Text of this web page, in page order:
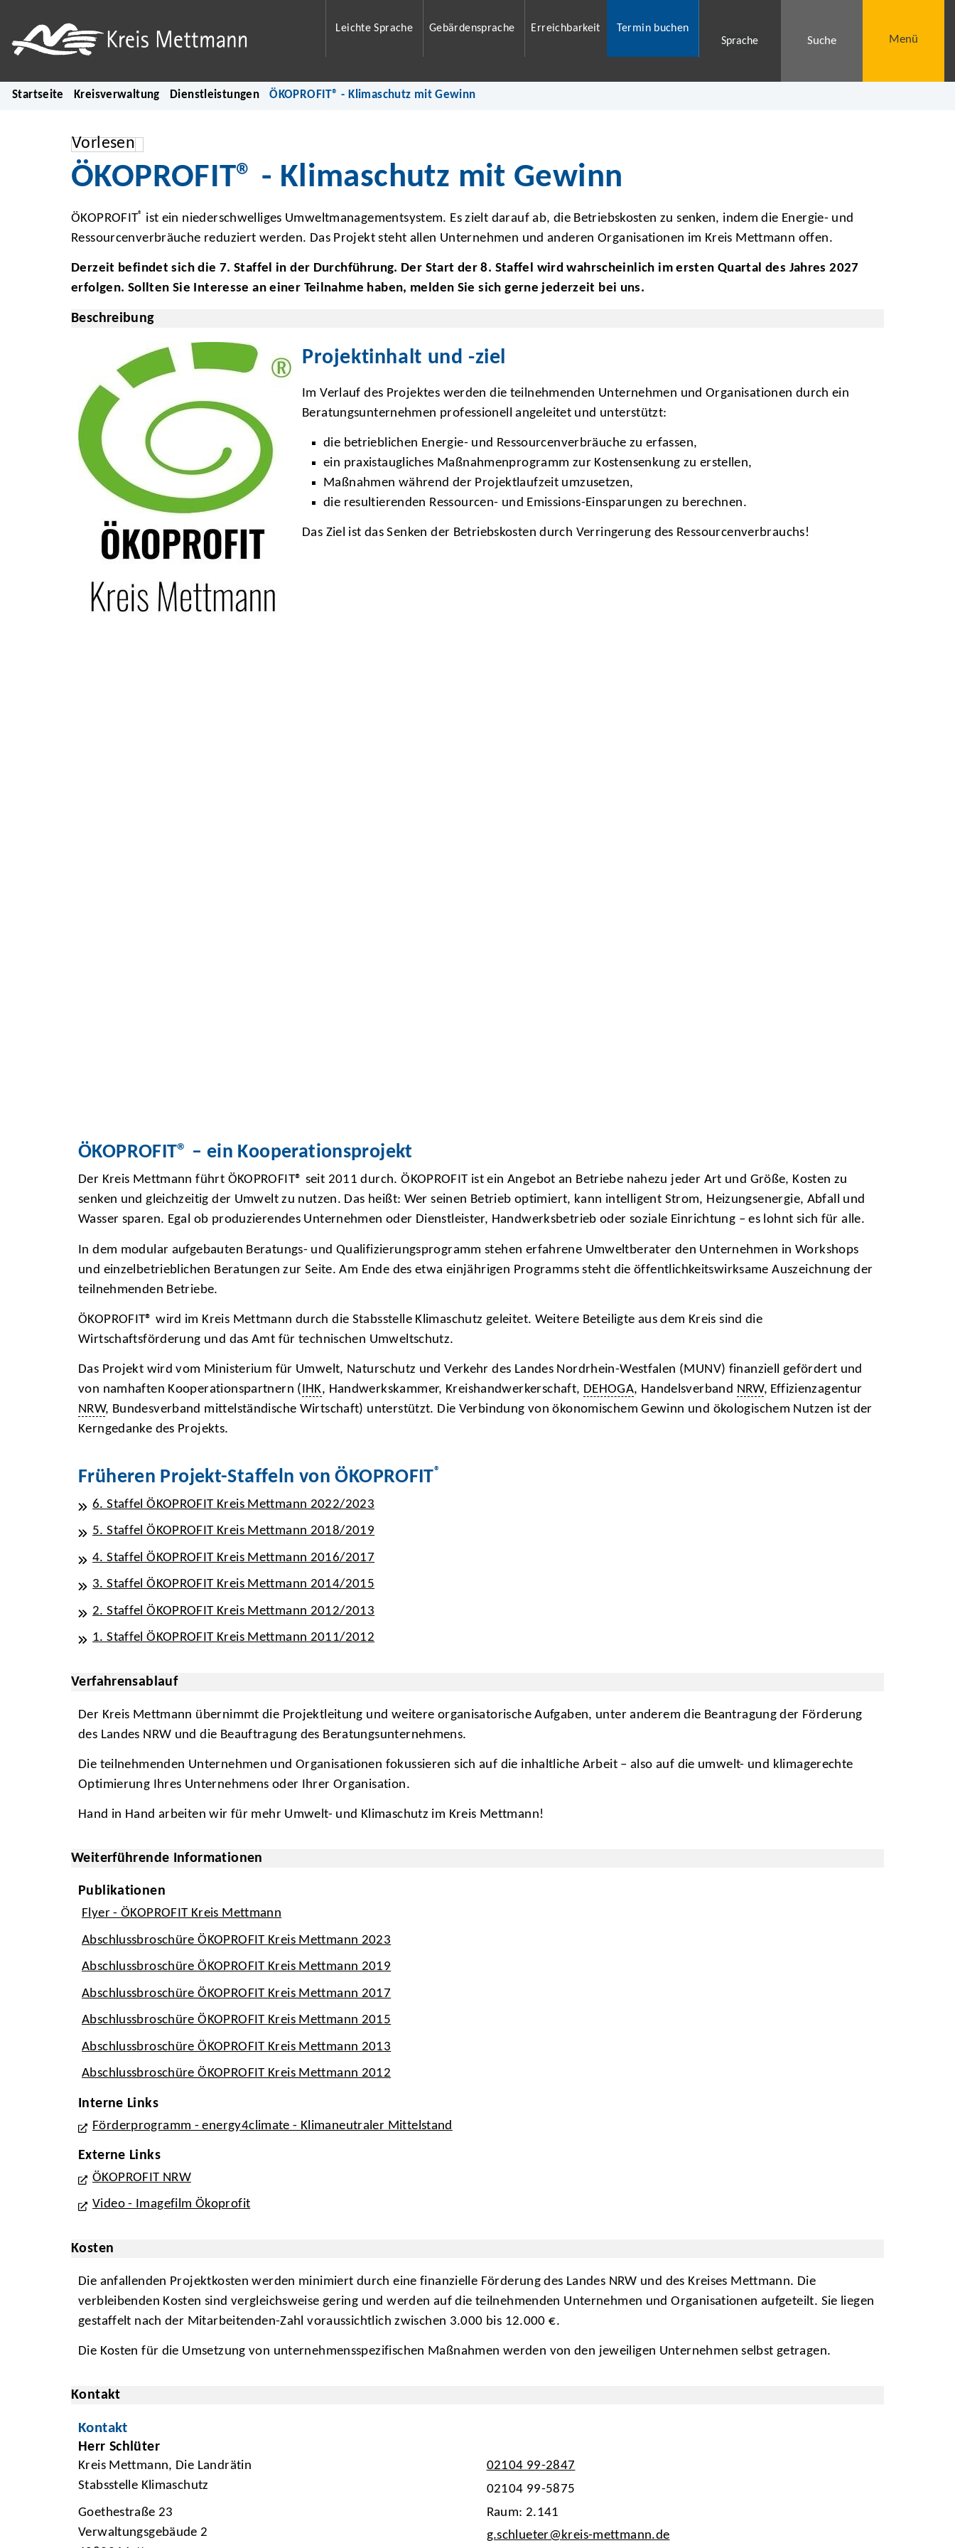
Leichte Sprache Gebärdensprache Erreichbarkeit
Termin buchen
Sprache
Suche Menü
Startseite Kreisverwaltung Dienstleistungen ÖKOPROFIT® - Klimaschutz mit Gewinn
Vorlesen
ÖKOPROFIT® - Klimaschutz mit Gewinn
ÖKOPROFIT®
ist ein niederschwelliges Umweltmanagementsystem. Es zielt darauf ab, die Betriebskosten zu senken, indem die Energie- und
Ressourcenverbräuche reduziert werden. Das Projekt steht allen Unternehmen und anderen Organisationen im Kreis Mettmann offen.
Derzeit befindet sich die 7. Staffel in der Durchführung. Der Start der 8. Staffel wird wahrscheinlich im ersten Quartal des Jahres 2027
erfolgen. Sollten Sie Interesse an einer Teilnahme haben, melden Sie sich gerne jederzeit bei uns.
Beschreibung
Projektinhalt und -ziel
Im Verlauf des Projektes werden die teilnehmenden Unternehmen und Organisationen durch ein
Beratungsunternehmen professionell angeleitet und unterstützt:
die betrieblichen Energie- und Ressourcenverbräuche zu erfassen,
ein praxistaugliches Maßnahmenprogramm zur Kostensenkung zu erstellen,
Maßnahmen während der Projektlaufzeit umzusetzen,
die resultierenden Ressourcen- und Emissions-Einsparungen zu berechnen.
Das Ziel ist das Senken der Betriebskosten durch Verringerung des Ressourcenverbrauchs!
ÖKOPROFIT® – ein Kooperationsprojekt
Der Kreis Mettmann führt ÖKOPROFIT® seit 2011 durch. ÖKOPROFIT ist ein Angebot an Betriebe nahezu jeder Art und Größe, Kosten zu
senken und gleichzeitig der Umwelt zu nutzen. Das heißt: Wer seinen Betrieb optimiert, kann intelligent Strom, Heizungsenergie, Abfall und
Wasser sparen. Egal ob produzierendes Unternehmen oder Dienstleister, Handwerksbetrieb oder soziale Einrichtung – es lohnt sich für alle.
In dem modular aufgebauten Beratungs- und Qualifizierungsprogramm stehen erfahrene Umweltberater den Unternehmen in Workshops
und einzelbetrieblichen Beratungen zur Seite. Am Ende des etwa einjährigen Programms steht die öffentlichkeitswirksame Auszeichnung der
teilnehmenden Betriebe.
ÖKOPROFIT® wird im Kreis Mettmann durch die Stabsstelle Klimaschutz geleitet. Weitere Beteiligte aus dem Kreis sind die
Wirtschaftsförderung und das Amt für technischen Umweltschutz.
Das Projekt wird vom Ministerium für Umwelt, Naturschutz und Verkehr des Landes Nordrhein-Westfalen (MUNV) finanziell gefördert und
von namhaften Kooperationspartnern (IHK, Handwerkskammer, Kreishandwerkerschaft, DEHOGA, Handelsverband NRW, Effizienzagentur
NRW, Bundesverband mittelständische Wirtschaft) unterstützt. Die Verbindung von ökonomischem Gewinn und ökologischem Nutzen ist der
Kerngedanke des Projekts.
Früheren Projekt-Staffeln von ÖKOPROFIT®
6. Staffel ÖKOPROFIT Kreis Mettmann 2022/2023
5. Staffel ÖKOPROFIT Kreis Mettmann 2018/2019
4. Staffel ÖKOPROFIT Kreis Mettmann 2016/2017
3. Staffel ÖKOPROFIT Kreis Mettmann 2014/2015
2. Staffel ÖKOPROFIT Kreis Mettmann 2012/2013
1. Staffel ÖKOPROFIT Kreis Mettmann 2011/2012
Verfahrensablauf
Der Kreis Mettmann übernimmt die Projektleitung und weitere organisatorische Aufgaben, unter anderem die Beantragung der Förderung
des Landes NRW und die Beauftragung des Beratungsunternehmens.
Die teilnehmenden Unternehmen und Organisationen fokussieren sich auf die inhaltliche Arbeit – also auf die umwelt- und klimagerechte
Optimierung Ihres Unternehmens oder Ihrer Organisation.
Hand in Hand arbeiten wir für mehr Umwelt- und Klimaschutz im Kreis Mettmann!
Weiterführende Informationen
Publikationen
Flyer - ÖKOPROFIT Kreis Mettmann
Abschlussbroschüre ÖKOPROFIT Kreis Mettmann 2023
Abschlussbroschüre ÖKOPROFIT Kreis Mettmann 2019
Abschlussbroschüre ÖKOPROFIT Kreis Mettmann 2017
Abschlussbroschüre ÖKOPROFIT Kreis Mettmann 2015
Abschlussbroschüre ÖKOPROFIT Kreis Mettmann 2013
Abschlussbroschüre ÖKOPROFIT Kreis Mettmann 2012
Interne Links
Förderprogramm - energy4climate - Klimaneutraler Mittelstand
Externe Links
ÖKOPROFIT NRW
Video - Imagefilm Ökoprofit
Kosten
Die anfallenden Projektkosten werden minimiert durch eine finanzielle Förderung des Landes NRW und des Kreises Mettmann. Die
verbleibenden Kosten sind vergleichsweise gering und werden auf die teilnehmenden Unternehmen und Organisationen aufgeteilt. Sie liegen
gestaffelt nach der Mitarbeitenden-Zahl voraussichtlich zwischen 3.000 bis 12.000 €.
Die Kosten für die Umsetzung von unternehmensspezifischen Maßnahmen werden von den jeweiligen Unternehmen selbst getragen.
Kontakt
Kontakt
Herr Schlüter
Kreis Mettmann, Die Landrätin
Stabsstelle Klimaschutz
Goethestraße 23
Verwaltungsgebäude 2
02104 99-2847
02104 99-5875
Raum: 2.141
g.schlueter@kreis-mettmann.de